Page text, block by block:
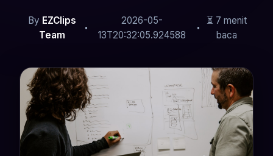
By EZClips
Team
2026-05-
13T20:32:05.924588
⏳ 7 menit
baca